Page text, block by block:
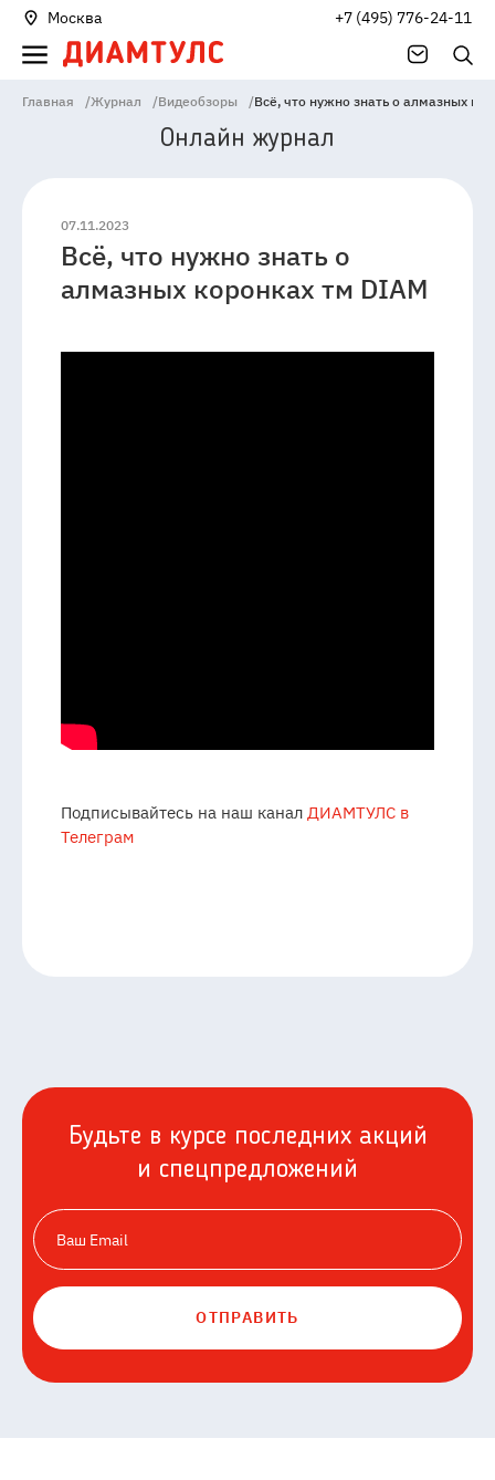
Москва +7 (495) 776-24-11
Главная /Журнал /Видеобзоры /Всё, что нужно знать о алмазных
Онлайн журнал
07.11.2023
Всё, что нужно знать о
алмазных коронках тм DIAM
Подписывайтесь на наш канал ДИАМТУЛС в
Телеграм
141006
Московская
областьМытищи Проектируемыйпроезд
Владение
Будьте в курсе последних акций
и спецпредложений
ОТПРАВИТЬ